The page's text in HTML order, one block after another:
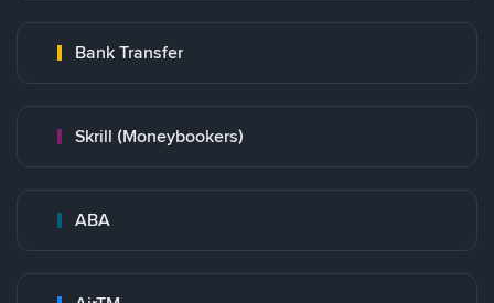
Bank Transfer
Skrill (Moneybookers)
ABA